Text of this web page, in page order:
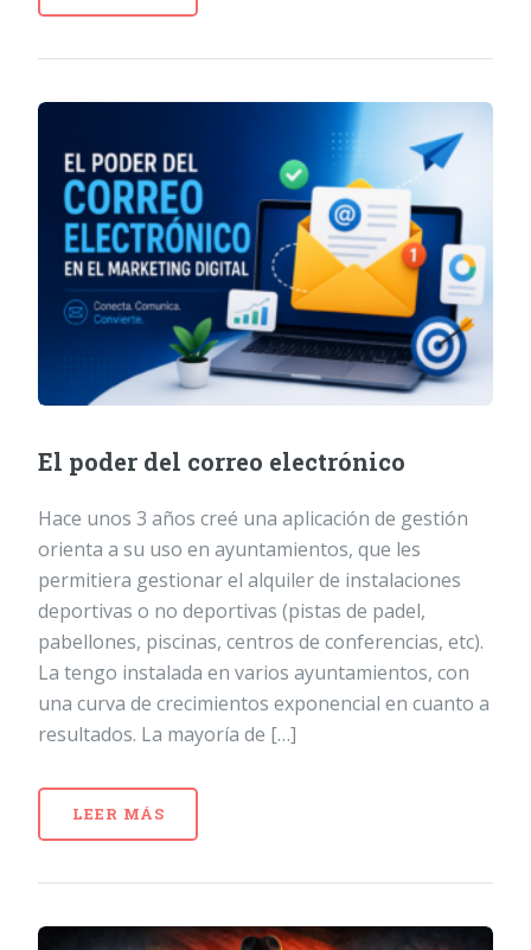
El poder del correo electrónico
Hace unos 3 años creé una aplicación de gestión
orienta a su uso en ayuntamientos, que les
permitiera gestionar el alquiler de instalaciones
deportivas o no deportivas (pistas de padel,
pabellones, piscinas, centros de conferencias, etc).
La tengo instalada en varios ayuntamientos, con
una curva de crecimientos exponencial en cuanto a
resultados. La mayoría de […]
LEER MÁS